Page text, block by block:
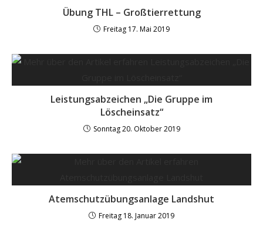
Übung THL – Großtierrettung
Freitag 17. Mai 2019
Leistungsabzeichen „Die Gruppe im
Löscheinsatz“
Sonntag 20. Oktober 2019
Atemschutzübungsanlage Landshut
Freitag 18. Januar 2019